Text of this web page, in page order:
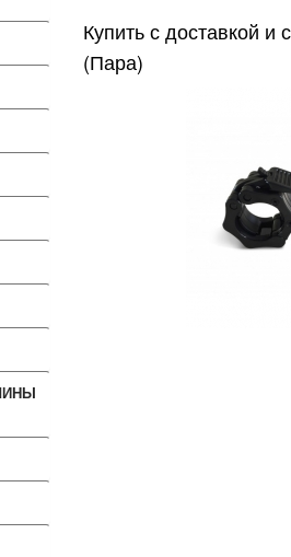
Купить с доставкой
(Пара)